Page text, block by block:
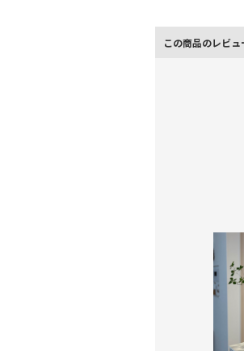
この商品のレビュ